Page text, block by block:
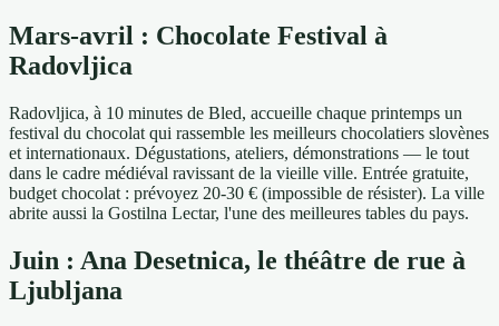
Mars-avril : Chocolate Festival à
Radovljica
Radovljica, à 10 minutes de Bled, accueille chaque printemps un
festival du chocolat qui rassemble les meilleurs chocolatiers slovènes
et internationaux. Dégustations, ateliers, démonstrations — le tout
dans le cadre médiéval ravissant de la vieille ville. Entrée gratuite,
budget chocolat : prévoyez 20-30 € (impossible de résister). La ville
abrite aussi la Gostilna Lectar, l'une des meilleures tables du pays.
Juin : Ana Desetnica, le théâtre de rue à
Ljubljana